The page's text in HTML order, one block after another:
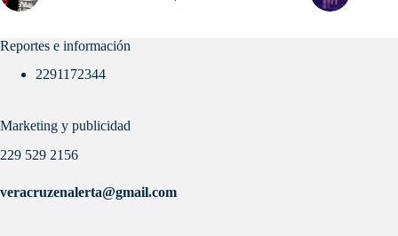
Reportes e información
2291172344
Marketing y publicidad
229 529 2156
veracruzenalerta@gmail.com